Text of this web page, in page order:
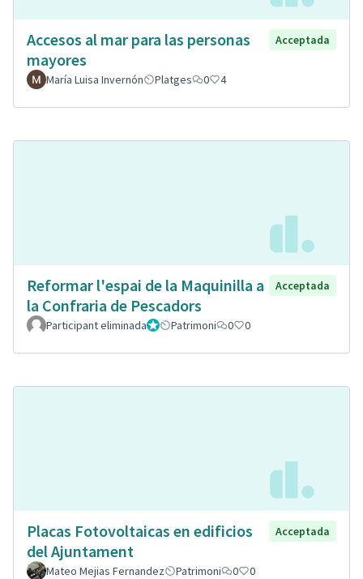
Accesos al mar para las personas
mayores
Acceptada
María Luisa Invernón Platges 0 4
Reformar l'espai de la Maquinilla a
la Confraria de Pescadors
Acceptada
Participant eliminadaAdministrador
Patrimoni 0 0
Placas Fotovoltaicas en edificios
del Ajuntament
Acceptada
Mateo Mejias Fernandez Patrimoni 0 0